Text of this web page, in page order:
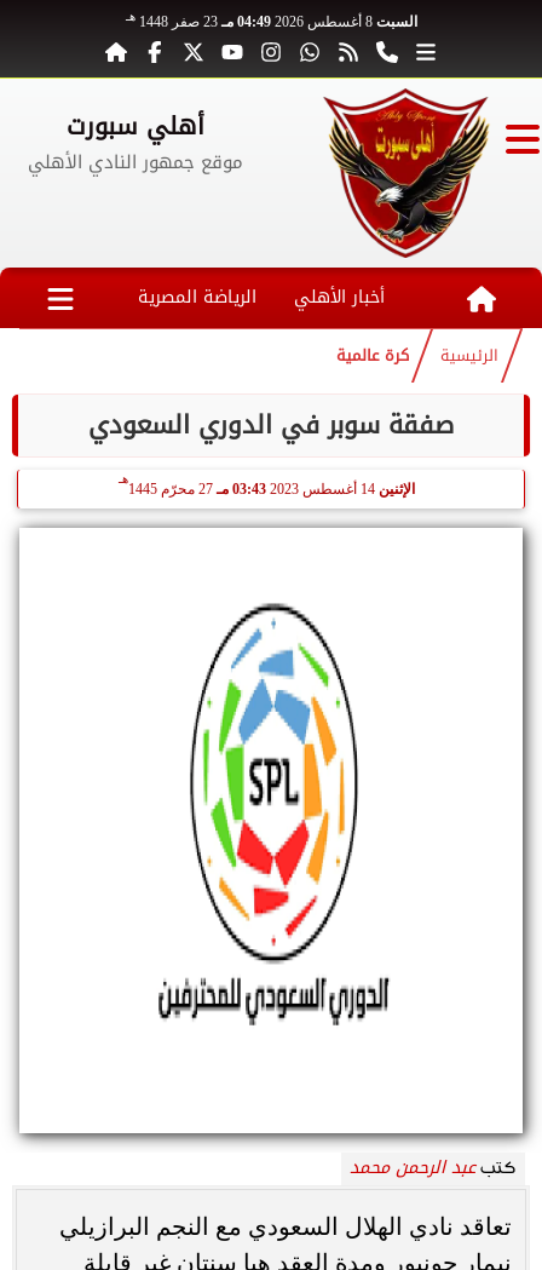
السبت 8 أغسطس 2026 04:49 مـ 23 صفر 1448 هـ
أهلي سبورت
موقع جمهور النادي الأهلي
أخبار الأهلي الرياضة المصرية
الرئيسية كرة عالمية
صفقة سوبر في الدوري السعودي
الإثنين 14 أغسطس 2023 03:43 مـ 27 محرّم 1445
هـ
كتبعبد الرحمن محمد
تعاقد نادي الهلال السعودي مع النجم البرازيلي
نيمار چونيور ومدة العقد هيا سنتان غير قابلة